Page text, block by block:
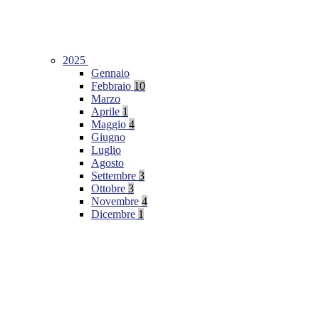
2025
Gennaio
Febbraio 10
Marzo
Aprile 1
Maggio 4
Giugno
Luglio
Agosto
Settembre 3
Ottobre 3
Novembre 4
Dicembre 1